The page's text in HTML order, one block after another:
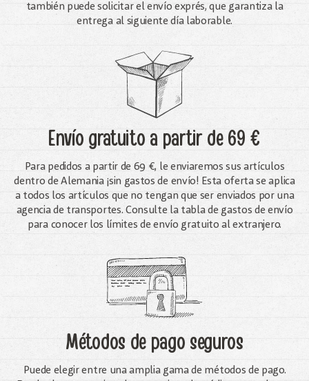
también puede solicitar el envío exprés, que garantiza la
entrega al siguiente día laborable.
Envío gratuitoa partir de 69 €
Para pedidos a partir de 69 €, le enviaremos sus artículos
dentro de Alemania ¡sin gastos de envío! Esta oferta se aplica
a todos los artículos que no tengan que ser enviados por una
agencia de transportes. Consulte la tabla de gastos de envío
para conocer los límites de envío gratuito al extranjero.
Métodos de pago seguros
Puede elegir entre una amplia gama de métodos de pago.